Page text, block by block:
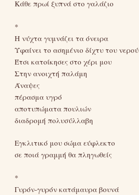
Κάθε πρωί ξυπνά στο γαλάζιο
*
Η νύχτα γυμνάζει τα όνειρα
Υφαίνει το ασημένιο δίχτυ του νερού
Έτσι κατοίκησες στο χέρι μου
Στην ανοιχτή παλάμη
Άναψες
πέρασμα υγρό
αποτυπώματα πουλιών
διαδρομή πολυσύλλαβη
Εγκλιτικό μου σώμα εύφλεκτο
σε ποιά γραμμή θα πληγωθείς
*
Γυρόν-γυρόν κατάμαυρα βουνά